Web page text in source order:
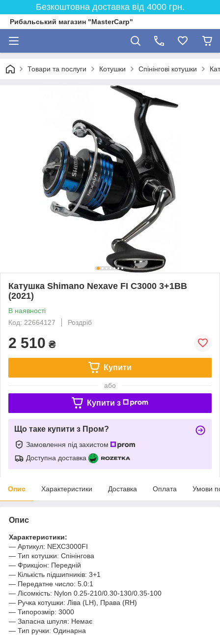
Безкоштовна доставка від 4000 грн.
Рибальський магазин "MasterCarp"
Товари та послуги Котушки Спінінгові котушки
Катушка Shimano Nexave FI C3000 3+1BB
(2021)
В наявності
Код: 22664127
Роздріб
2 510 ₴
Купити
або
Купити з
Що таке купити з Пром?
Замовлення під захистом
Доступна доставка
Опис Характеристики Доставка Оплата Умови
Опис
Характеристики:
— Артикул: NEXC3000FI
— Тип котушки: Спінінгова
— Фрикціон: Передній
— Кількість підшипників: 3+1
— Передатне число: 5.0:1
— Лісомкість: Nylon 0.25-210/0.30-130/0.35-100
— Ручка котушки: Ліва (LH), Права (RH)
— Типорозмір: 3000
— Запасна шпуля: Немає
— Тип ручки: Одинарна